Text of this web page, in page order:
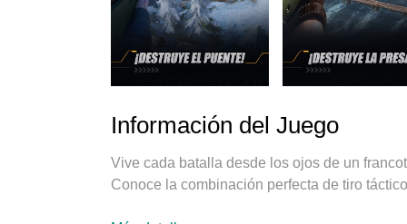
Información del Juego
Vive cada batalla desde los ojos de un
Conoce la combinación perfecta de tiro